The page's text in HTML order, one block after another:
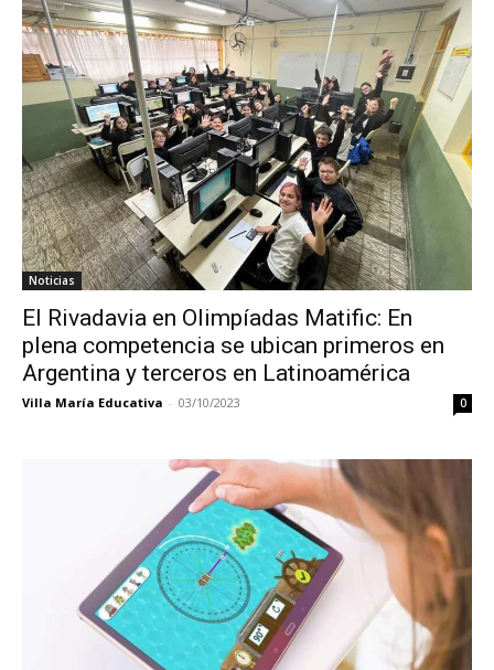
Noticias
El Rivadavia en Olimpíadas Matific: En
plena competencia se ubican primeros en
Argentina y terceros en Latinoamérica
Villa María Educativa - 03/10/2023 0